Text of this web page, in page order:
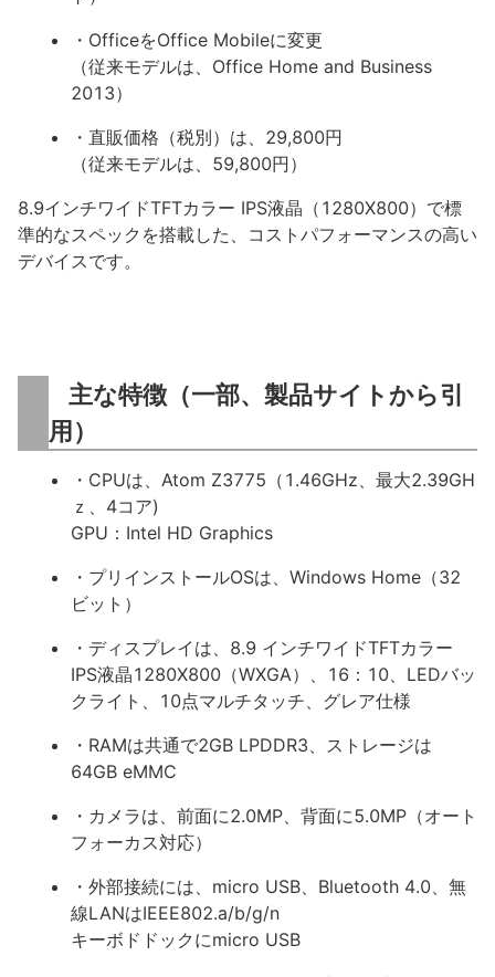
・OfficeをOffice Mobileに変更
（従来モデルは、Office Home and Business
2013）
・直販価格（税別）は、29,800円
（従来モデルは、59,800円）
8.9インチワイドTFTカラー IPS液晶（1280X800）で標
準的なスペックを搭載した、コストパフォーマンスの高い
デバイスです。
主な特徴（一部、製品サイトから引
用）
・CPUは、Atom Z3775（1.46GHz、最大2.39GH
ｚ、4コア)
GPU：Intel HD Graphics
・プリインストールOSは、Windows Home（32
ビット）
・ディスプレイは、8.9 インチワイドTFTカラー
IPS液晶1280X800（WXGA）、16：10、LEDバッ
クライト、10点マルチタッチ、グレア仕様
・RAMは共通で2GB LPDDR3、ストレージは
64GB eMMC
・カメラは、前面に2.0MP、背面に5.0MP（オート
フォーカス対応）
・外部接続には、micro USB、Bluetooth 4.0、無
線LANはIEEE802.a/b/g/n
キーボドドックにmicro USB